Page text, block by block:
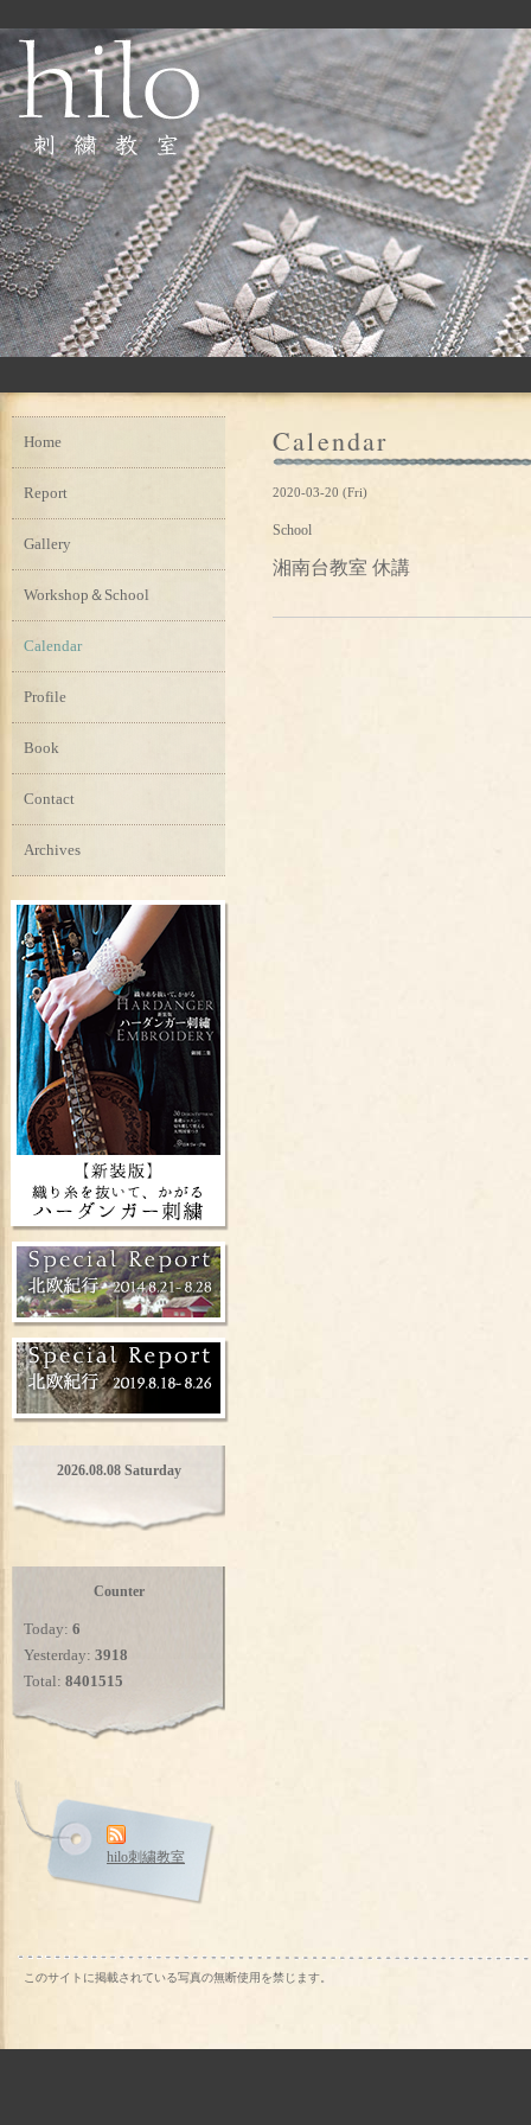
Calendar
2020-03-20 (Fri)
School
湘南台教室 休講
Home
Report
Gallery
Workshop＆School
Calendar
Profile
Book
Contact
Archives
2026.08.08 Saturday
Counter
Today: 6
Yesterday: 3918
Total: 8401515
hilo刺繍教室
このサイトに掲載されている写真の無断使用を禁じます。